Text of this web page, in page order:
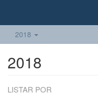
2018
2018
LISTAR POR